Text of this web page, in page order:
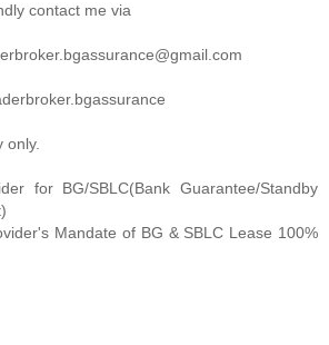
contact me via
only.
for BG/SBLC(Bank Guarantee/Standby
Mandate of BG & SBLC Lease 100%